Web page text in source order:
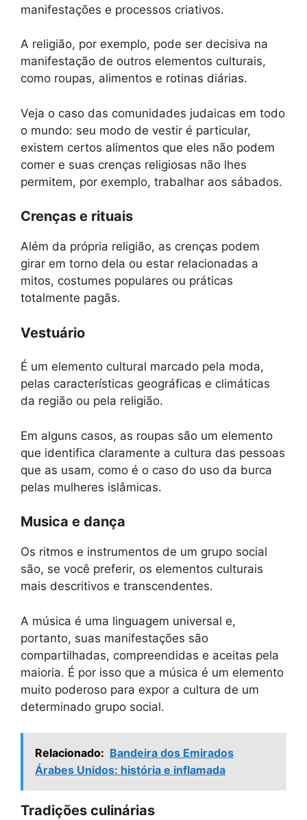
manifestações e processos criativos.
A religião, por exemplo, pode ser decisiva na
manifestação de outros elementos culturais,
como roupas, alimentos e rotinas diárias.
Veja o caso das comunidades judaicas em todo
o mundo: seu modo de vestir é particular,
existem certos alimentos que eles não podem
comer e suas crenças religiosas não lhes
permitem, por exemplo, trabalhar aos sábados.
Crenças e rituais
Além da própria religião, as crenças podem
girar em torno dela ou estar relacionadas a
mitos, costumes populares ou práticas
totalmente pagãs.
Vestuário
É um elemento cultural marcado pela moda,
pelas características geográficas e climáticas
da região ou pela religião.
Em alguns casos, as roupas são um elemento
que identifica claramente a cultura das pessoas
que as usam, como é o caso do uso da burca
pelas mulheres islâmicas.
Musica e dança
Os ritmos e instrumentos de um grupo social
são, se você preferir, os elementos culturais
mais descritivos e transcendentes.
A música é uma linguagem universal e,
portanto, suas manifestações são
compartilhadas, compreendidas e aceitas pela
maioria. É por isso que a música é um elemento
muito poderoso para expor a cultura de um
determinado grupo social.
Relacionado: Bandeira dos Emirados
Árabes Unidos: história e inflamada
Tradições culinárias